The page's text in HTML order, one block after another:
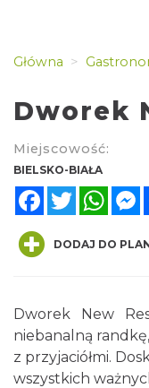
Główna
Dworek
Miejscowość:
BIELSKO-BIAŁA
FacebookTwitter
DODAJ DO
Dworek New
niebanalną
z przyjaciółmi.
wszystkich